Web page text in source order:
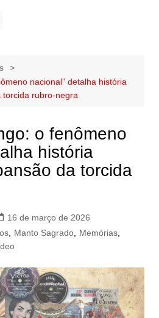
nacional” detalha história
rubro-negra
o fenômeno
história
da torcida
16 de março de 2026
, Manto Sagrado, Memórias,